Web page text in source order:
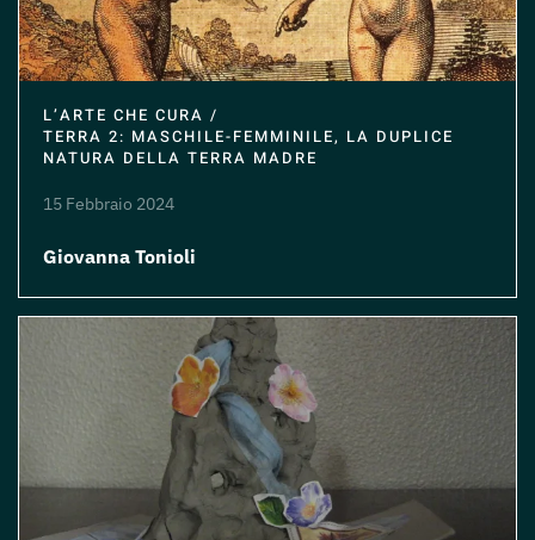
L’ARTE CHE CURA /
TERRA 2: MASCHILE-FEMMINILE, LA DUPLICE
NATURA DELLA TERRA MADRE
15 Febbraio 2024
Giovanna Tonioli